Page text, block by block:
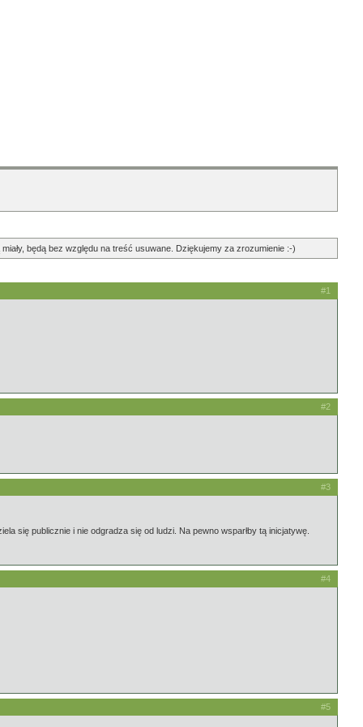
będą bez względu na treść usuwane. Dziękujemy za zrozumienie :-)
#1
#2
#3
się publicznie i nie odgradza się od ludzi. Na pewno wsparłby tą inicjatywę.
#4
#5